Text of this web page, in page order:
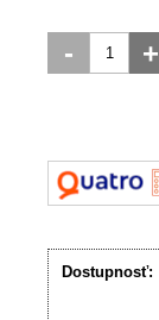
- +
Dostupnosť: